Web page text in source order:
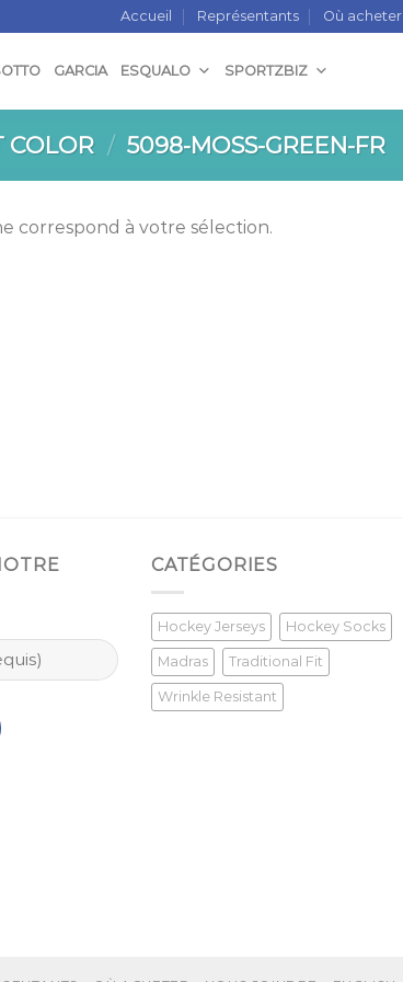
Accueil Représentants Où acheter
GARCIA ESQUALO SPORTZBIZ
COLOR / 5098-MOSS-GREEN-FR
correspond à votre sélection.
CATÉGORIES
Hockey Jerseys Hockey Socks
Madras Traditional Fit
Wrinkle Resistant